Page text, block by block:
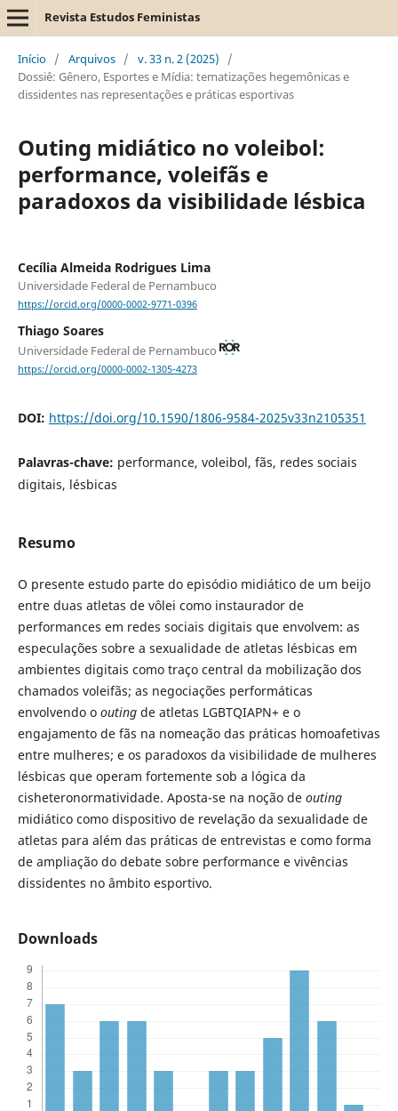
Revista Estudos Feministas
Início / Arquivos / v. 33 n. 2 (2025)
/
Dossiê: Gênero, Esportes e Mídia: tematizações hegemônicas e
dissidentes nas representações e práticas esportivas
Outing midiático no voleibol:
performance, voleifãs e
paradoxos da visibilidade lésbica
Cecília Almeida Rodrigues Lima
Universidade Federal de Pernambuco
https://orcid.org/0000-0002-9771-0396
Thiago Soares
Universidade Federal de Pernambuco
https://orcid.org/0000-0002-1305-4273
DOI: https://doi.org/10.1590/1806-9584-2025v33n2105351
Palavras-chave: performance, voleibol, fãs, redes sociais
digitais, lésbicas
Resumo
O presente estudo parte do episódio midiático de um beijo
entre duas atletas de vôlei como instaurador de
performances em redes sociais digitais que envolvem: as
especulações sobre a sexualidade de atletas lésbicas em
ambientes digitais como traço central da mobilização dos
chamados voleifãs; as negociações performáticas
envolvendo o outingde atletas LGBTQIAPN+ e o
engajamento de fãs na nomeação das práticas homoafetivas
entre mulheres; e os paradoxos da visibilidade de mulheres
lésbicas que operam fortemente sob a lógica da
cisheteronormatividade. Aposta-se na noção de outing
midiático como dispositivo de revelação da sexualidade de
atletas para além das práticas de entrevistas e como forma
de ampliação do debate sobre performance e vivências
dissidentes no âmbito esportivo.
Downloads